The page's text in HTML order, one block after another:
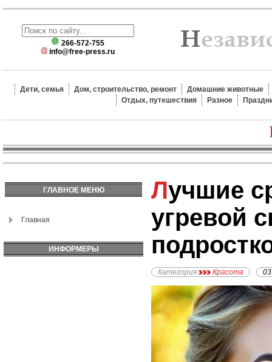
266-572-755
info@free-press.ru
Дети, семья Дом, строительство, ремонт
Домашние животные
Отдых, путешествия
Разное
ГЛАВНОЕ МЕНЮ
Главная
ИНФОРМЕРЫ
Лучшие средства от
угревой
Категория Красота